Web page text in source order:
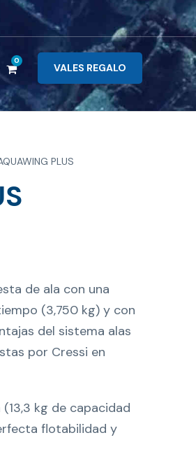
0
VALES REGALO
PLUS
de ala con una
(3,750 kg) y con
del sistema alas
por Cressi en
kg de capacidad
flotabilidad y